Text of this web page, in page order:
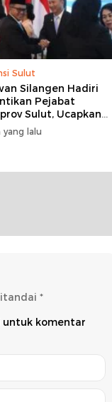
Sulut
Silangen Hadiri
Pejabat
Sulut, Ucapkan
kepada Jahja
yang lalu
*
untuk komentar